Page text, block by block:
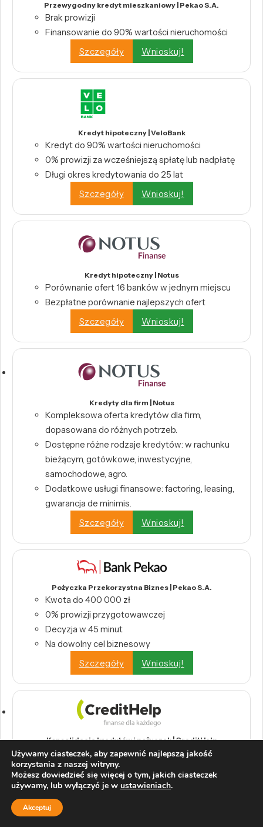
Przewygodny kredyt mieszkaniowy | Pekao S.A.
Brak prowizji
Finansowanie do 90% wartości nieruchomości
Szczegóły
Wnioskuj!
Kredyt hipoteczny | VeloBank
Kredyt do 90% wartości nieruchomości
0% prowizji za wcześniejszą spłatę lub nadpłatę
Długi okres kredytowania do 25 lat
Szczegóły
Wnioskuj!
Kredyt hipoteczny | Notus
Porównanie ofert 16 banków w jednym miejscu
Bezpłatne porównanie najlepszych ofert
Szczegóły
Wnioskuj!
Kredyty dla firm | Notus
Kompleksowa oferta kredytów dla firm,
dopasowana do różnych potrzeb.
Dostępne różne rodzaje kredytów: w rachunku
bieżącym, gotówkowe, inwestycyjne,
samochodowe, agro.
Dodatkowe usługi finansowe: factoring, leasing,
gwarancja de minimis.
Szczegóły
Wnioskuj!
Pożyczka Przekorzystna Biznes | Pekao S.A.
Kwota do 400 000 zł
0% prowizji przygotowawczej
Decyzja w 45 minut
Na dowolny cel biznesowy
Szczegóły
Wnioskuj!
Konsolidacja kredytów i pożyczek | CreditHelp
Połącz wszystkie swoje kredyty w jedną,
wygodną ratę.
Odbierz swoje pieniądze z tytułu nadpłat
bankowych.
Wystarczy raport BIK, by skorzystać z
Używamy ciasteczek, aby zapewnić najlepszą jakość
korzystania z naszej witryny.
Możesz dowiedzieć się więcej o tym, jakich ciasteczek
używamy, lub wyłączyć je w ustawieniach.
Akceptuj